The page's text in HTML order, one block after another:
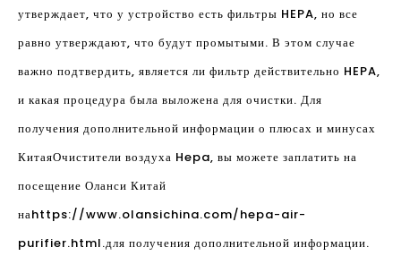
утверждает, что у устройство есть фильтры HEPA, но все
равно утверждают, что будут промытыми. В этом случае
важно подтвердить, является ли фильтр действительно HEPA,
и какая процедура была выложена для очистки. Для
получения дополнительной информации о плюсах и минусах
КитаяОчистители воздуха Hepa, вы можете заплатить на
посещение Оланси Китай
наhttps://www.olansichina.com/hepa-air-
purifier.html.для получения дополнительной информации.